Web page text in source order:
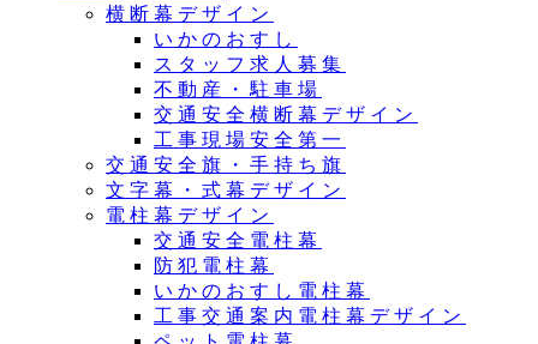
横断幕デザイン
いかのおすし
スタッフ求人募集
不動産・駐車場
交通安全横断幕デザイン
工事現場安全第一
交通安全旗・手持ち旗
文字幕・式幕デザイン
電柱幕デザイン
交通安全電柱幕
防犯電柱幕
いかのおすし電柱幕
工事交通案内電柱幕デザイン